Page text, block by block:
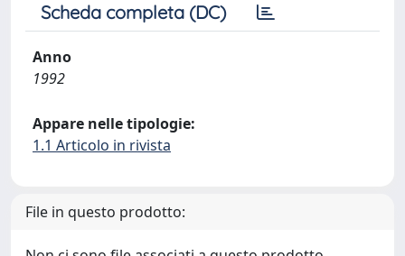
Scheda completa (DC)
Anno
1992
Appare nelle tipologie:
1.1 Articolo in rivista
File in questo prodotto: